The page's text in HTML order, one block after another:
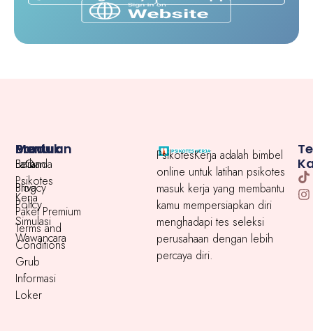
PsikotesKerja adalah bimbel
online untuk latihan psikotes
masuk kerja yang membantu
kamu mempersiapkan diri
menghadapi tes seleksi
perusahaan dengan lebih
percaya diri.
Menu
Beranda
Blog
Paket Premium
Produk
Latihan
Psikotes
Kerja
Simulasi
Wawancara
Grub
Informasi
Loker
Bantuan
FaQ
Privacy
Policy
Terms and
Conditions